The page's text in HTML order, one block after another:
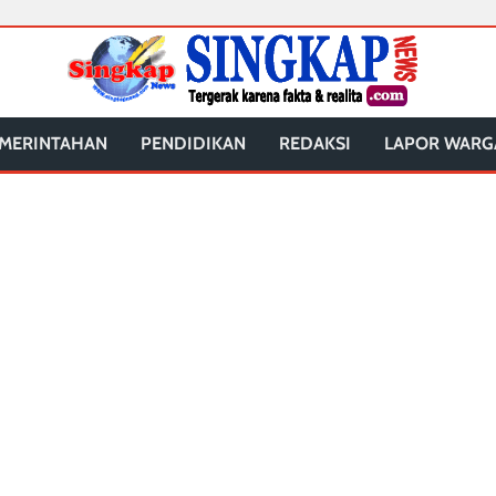
PENDIDIKAN REDAKSI LAPOR